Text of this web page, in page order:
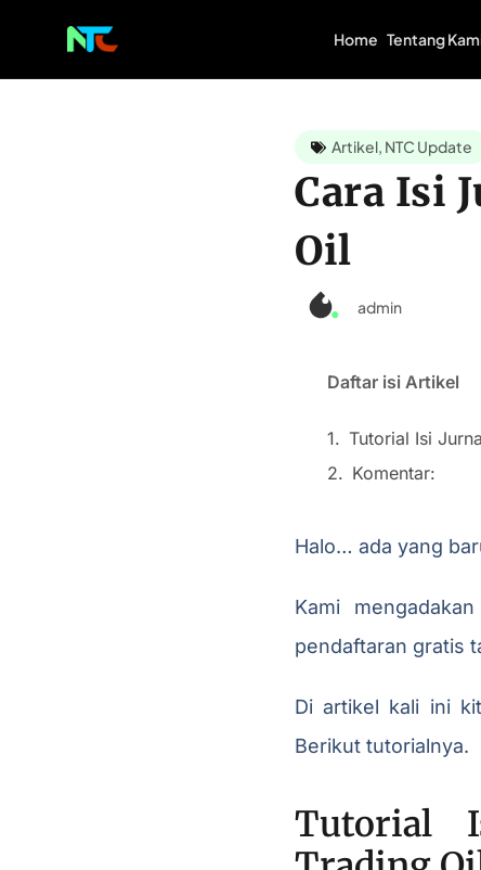
Home Tentang
Artikel, NTC Update
Cara Isi
Oil
admin
Daftar isi Artikel
Tutorial Isi
Komentar:
Halo… ada yang
Kami mengadakan
pendaftaran gratis
Di artikel kali ini
Berikut tutorialnya.
Tutorial